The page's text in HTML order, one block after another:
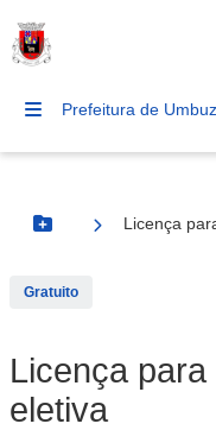
Prefeitura de
Botão Menu
Licença
Gratuito
Licença
eletiva